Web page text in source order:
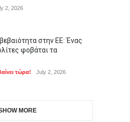
2, 2026
στην ΕΕ: Ένας
φοβάται τα
τώρα! July 2, 2026
MORE